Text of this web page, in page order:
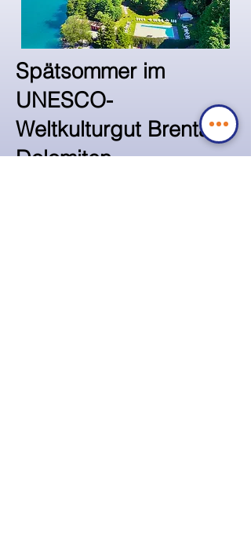
Spätsommer im
UNESCO-
Weltkulturgut Brenta-
Dolomiten